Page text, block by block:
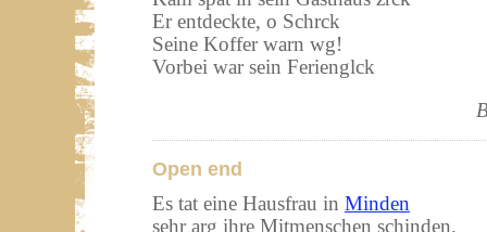
Er entdeckte, o Schrck
Seine Koffer warn wg!
Vorbei war sein Ferienglck
Open end
Es tat eine Hausfrau in Minden
sehr arg ihre Mitmenschen schinden.